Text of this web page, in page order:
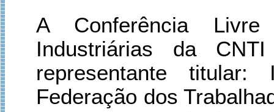
A Conferência Livre
Industriárias da
representante
Federação dos